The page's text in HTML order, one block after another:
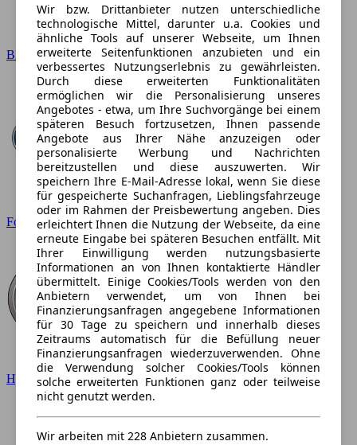
BMW
Ford
Hyundai
Wir bzw. Drittanbieter nutzen unterschiedliche
technologische Mittel, darunter u.a. Cookies und
ähnliche Tools auf unserer Webseite, um Ihnen
erweiterte Seitenfunktionen anzubieten und ein
verbessertes Nutzungserlebnis zu gewährleisten.
Durch diese erweiterten Funktionalitäten
ermöglichen wir die Personalisierung unseres
Angebotes - etwa, um Ihre Suchvorgänge bei einem
späteren Besuch fortzusetzen, Ihnen passende
Angebote aus Ihrer Nähe anzuzeigen oder
personalisierte Werbung und Nachrichten
bereitzustellen und diese auszuwerten. Wir
speichern Ihre E-Mail-Adresse lokal, wenn Sie diese
für gespeicherte Suchanfragen, Lieblingsfahrzeuge
oder im Rahmen der Preisbewertung angeben. Dies
erleichtert Ihnen die Nutzung der Webseite, da eine
erneute Eingabe bei späteren Besuchen entfällt. Mit
Ihrer Einwilligung werden nutzungsbasierte
Informationen an von Ihnen kontaktierte Händler
übermittelt. Einige Cookies/Tools werden von den
Anbietern verwendet, um von Ihnen bei
Finanzierungsanfragen angegebene Informationen
für 30 Tage zu speichern und innerhalb dieses
Zeitraums automatisch für die Befüllung neuer
Finanzierungsanfragen wiederzuverwenden. Ohne
die Verwendung solcher Cookies/Tools können
solche erweiterten Funktionen ganz oder teilweise
nicht genutzt werden.
Wir arbeiten mit 228 Anbietern zusammen.